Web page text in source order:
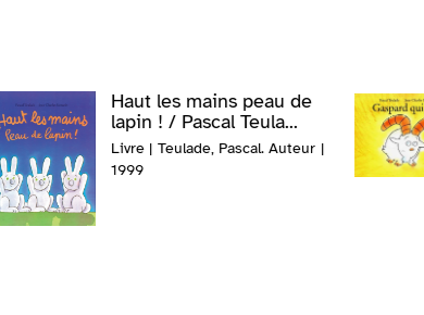
Haut les mains peau de
lapin ! / Pascal Teula...
Livre | Teulade, Pascal. Auteur |
1999